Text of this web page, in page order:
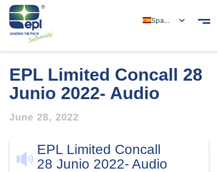
Spanish
EPL Limited Concall 28
Junio 2022- Audio
June 28, 2022
EPL Limited Concall
28 Junio 2022- Audio